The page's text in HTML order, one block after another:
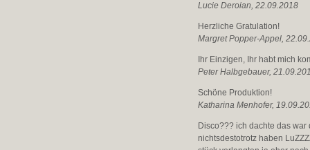
Lucie Deroian, 22.09.2018
Herzliche Gratulation!
Margret Popper-Appel,
Ihr Einzigen, Ihr habt mich
Peter Halbgebauer,
Schöne Produktion!
Katharina Menhofer,
Disco??? ich dachte das
nichtsdestotrotz haben